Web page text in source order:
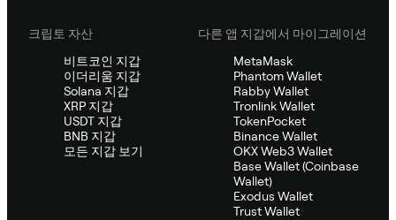
크립토 자산
비트코인 지갑
이더리움 지갑
Solana 지갑
XRP 지갑
USDT 지갑
BNB 지갑
모든 지갑 보기
다른 앱 지갑에서 마이그레이션
MetaMask
Phantom Wallet
Rabby Wallet
Tronlink Wallet
TokenPocket
Binance Wallet
OKX Web3 Wallet
Base Wallet (Coinbase
Wallet)
Exodus Wallet
Trust Wallet